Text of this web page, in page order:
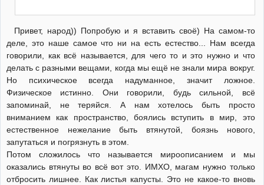
Привет, народ)) Попробую и я вставить своё) На самом-то
деле, это наше самое что ни на есть естество... Нам всегда
говорили, как всё называется, для чего то и это нужно и что
делать с разными вещами, когда мы ещё не знали мира вокруг.
Но психическое всегда надуманное, значит ложное.
Физическое истинно. Они говорили, будь сильной, всё
запоминай, не теряйся. А нам хотелось быть просто
вниманием как пространство, боялись вступить в мир, это
естественное нежелание быть втянутой, боязнь нового,
запутаться и погрязнуть в этом.
Потом сложилось что называется мироописанием и мы
оказались втянуты во всё вот это. ИМХО, магам нужно только
отбросить лишнее. Как листья капусты. Это не какое-то вновь